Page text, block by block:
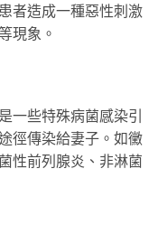
者造成一種惡性刺激
現象。
些特殊病菌感染引
徑傳染給妻子。如黴
性前列腺炎、非淋菌